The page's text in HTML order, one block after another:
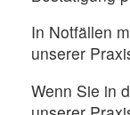
In Notfällen
unserer
Wenn Sie in